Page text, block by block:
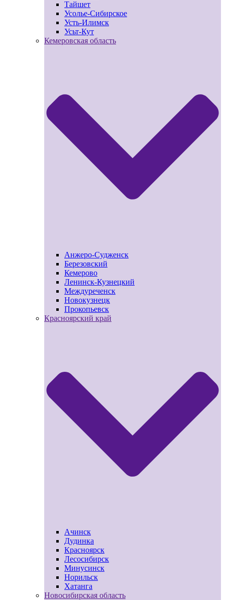
Тайшет
Усолье-Сибирское
Усть-Илимск
Усьт-Кут
Кемеровская область
Анжеро-Судженск
Березовский
Кемерово
Ленинск-Кузнецкий
Междуреченск
Новокузнецк
Прокопьевск
Красноярский край
Ачинск
Дудинка
Красноярск
Лесосибирск
Минусинск
Норильск
Хатанга
Новосибирская область